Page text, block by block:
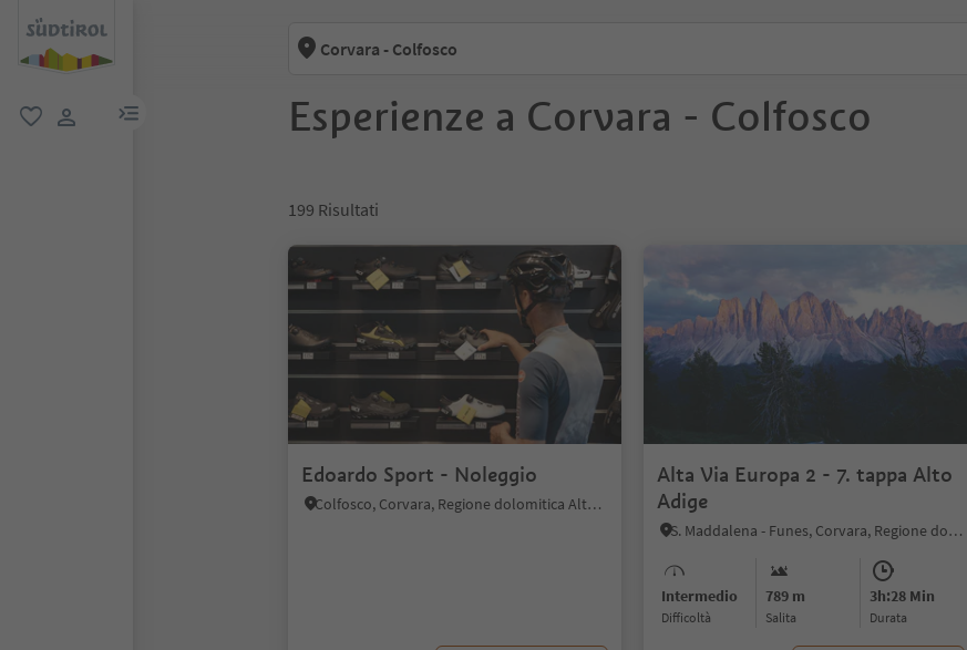
menu link
Corvara - Colfosco
Esperienze a Corvara - Colfosco
199 Risultati
Edoardo Sport - Noleggio
Colfosco, Corvara, Regione dolomitica Alta Badia
Alta Via Europa 2 - 7. tappa Alto
Adige
S. Maddalena - Funes, Corvara, Regione dolomitica Alta Badia
Intermedio
Difficoltà
789 m
Salita
3h:28 Min
durata